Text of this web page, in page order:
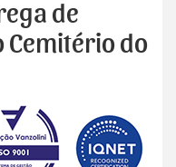
de
Cemitério do